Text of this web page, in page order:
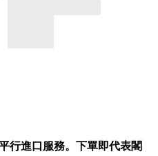
行進口服務。下單即代表閣